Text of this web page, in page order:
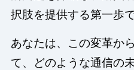
択肢を提供する第一歩で
あなたは、この変革か
て、どのような通信の